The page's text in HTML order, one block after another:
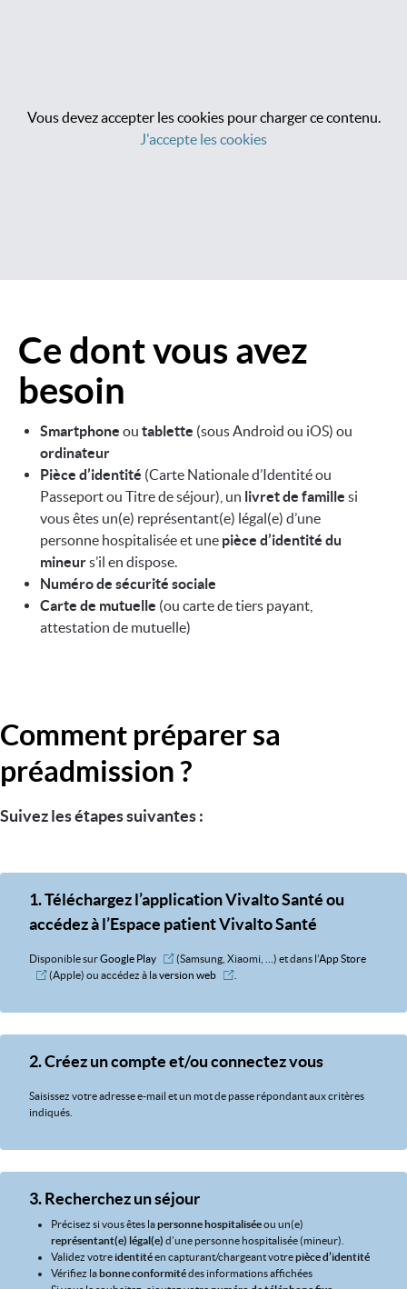
Vous devez accepter les cookies pour charger ce contenu.
J'accepte les cookies
Image
Ce dont vous avez
besoin
Smartphone ou tablette (sous Android ou iOS) ou
ordinateur
Pièce d’identité (Carte Nationale d’Identité ou
Passeport ou Titre de séjour), un livret de famille si
vous êtes un(e) représentant(e) légal(e) d’une
personne hospitalisée et une pièce d’identité du
mineurs’il en dispose.
Numéro de sécurité sociale
Carte de mutuelle (ou carte de tiers payant,
attestation de mutuelle)
Comment préparer sa
préadmission ?
Suivez les étapes suivantes :
1. Téléchargez l’application Vivalto Santé ou
accédez à l’Espace patient Vivalto Santé
Disponible surGoogle Play (Samsung, Xiaomi, …) et dans l’App Store
(Apple) ou accédez à laversion web
2. Créez un compte et/ou connectez vous
Saisissez votre adresse e-mail et un mot de passe répondant aux critères
indiqués.
3. Recherchez un séjour
Précisez si vous êtes lapersonne hospitaliséeou un(e)
représentant(e) légal(e) d’une personne hospitalisée (mineur).
Validez votreidentitéen capturant/chargeant votrepièce d’identité
Vérifiez labonne conformitédes informations affichées